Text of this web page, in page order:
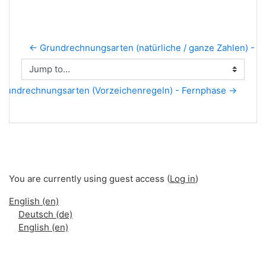
← Grundrechnungsarten (natürliche / ganze Zahlen) -
Jump to...
(Vorzeichenregeln) - Fernphase →
You are currently using guest access (Log in)
English ‎(en)‎
Deutsch ‎(de)‎
English ‎(en)‎